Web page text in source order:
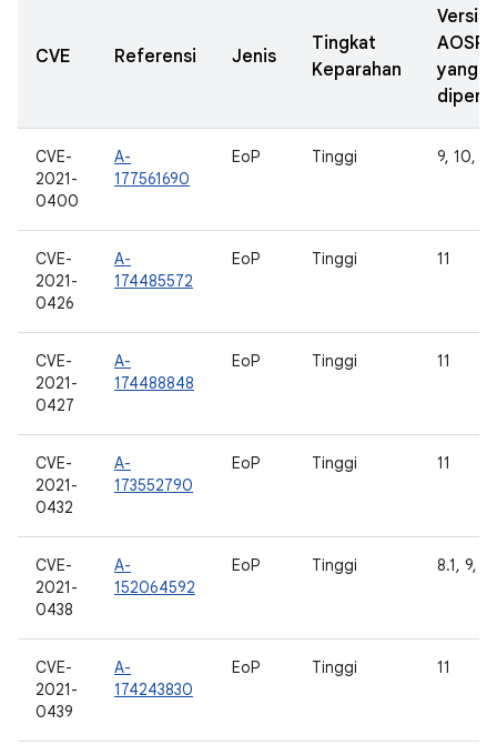
CVE Referensi Jenis
Tingkat
Keparahan
Versi
AOSP
yang
CVE-
2021-
0400
A-
177561690
EoP Tinggi 9, 10, 11
CVE-
2021-
0426
A-
174485572
EoP Tinggi 11
CVE-
2021-
0427
A-
174488848
EoP Tinggi 11
CVE-
2021-
0432
A-
173552790
EoP Tinggi 11
CVE-
2021-
0438
A-
152064592
EoP Tinggi 8.1, 9,
CVE-
2021-
0439
A-
174243830
EoP Tinggi 11